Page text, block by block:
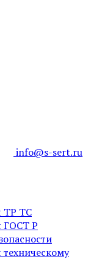
info@s-sert.ru
ТР ТС
ГОСТ Р
техническому